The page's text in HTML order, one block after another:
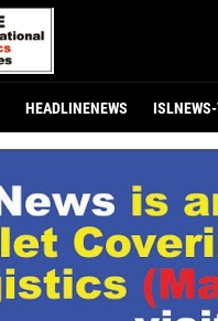
HEADLINENEWS